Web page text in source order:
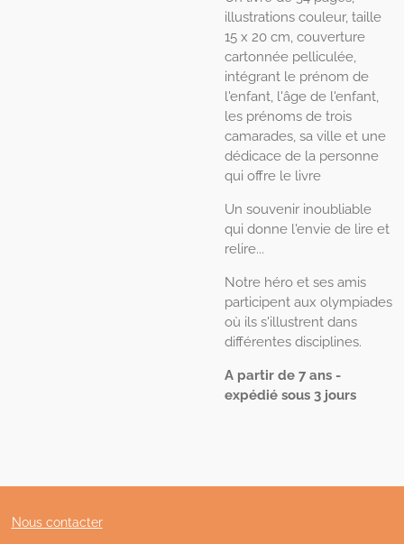
illustrations couleur, taille
15 x 20 cm, couverture
cartonnée pelliculée,
intégrant le prénom de
l'enfant, l'âge de l'enfant,
les prénoms de trois
camarades, sa ville et une
dédicace de la personne
qui offre le livre
Un souvenir inoubliable
qui donne l'envie de lire et
relire...
Notre héro et ses amis
participent aux olympiades
où ils s'illustrent dans
différentes disciplines.
A partir de 7 ans -
expédié sous 3 jours
Nous contacter